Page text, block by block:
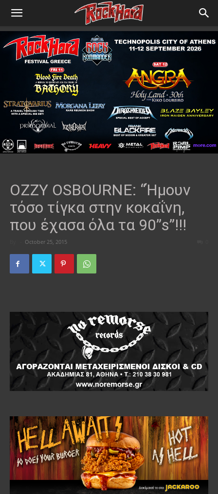
OZZY OSBOURNE: “Ήμουν
τόσο τίγκα στην κοκαΐνη,
που έχασα όλα τα 90”s”!!!
October 25, 2015